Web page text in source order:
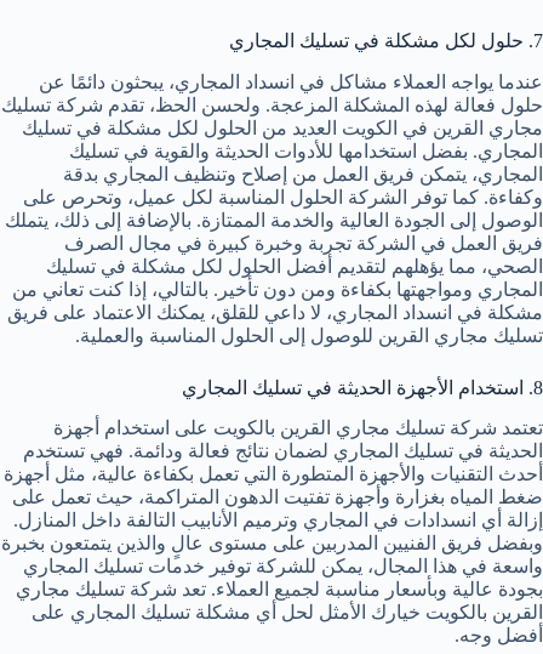
7. حلول لكل مشكلة في تسليك المجاري
عندما يواجه العملاء مشاكل في انسداد المجاري، يبحثون دائمًا عن
حلول فعالة لهذه المشكلة المزعجة. ولحسن الحظ، تقدم شركة تسليك
مجاري القرين في الكويت العديد من الحلول لكل مشكلة في تسليك
المجاري. بفضل استخدامها للأدوات الحديثة والقوية في تسليك
المجاري، يتمكن فريق العمل من إصلاح وتنظيف المجاري بدقة
وكفاءة. كما توفر الشركة الحلول المناسبة لكل عميل، وتحرص على
الوصول إلى الجودة العالية والخدمة الممتازة. بالإضافة إلى ذلك، يتملك
فريق العمل في الشركة تجربة وخبرة كبيرة في مجال الصرف
الصحي، مما يؤهلهم لتقديم أفضل الحلول لكل مشكلة في تسليك
المجاري ومواجهتها بكفاءة ومن دون تأخير. بالتالي، إذا كنت تعاني من
مشكلة في انسداد المجاري، لا داعي للقلق، يمكنك الاعتماد على فريق
تسليك مجاري القرين للوصول إلى الحلول المناسبة والعملية.
8. استخدام الأجهزة الحديثة في تسليك المجاري
تعتمد شركة تسليك مجاري القرين بالكويت على استخدام أجهزة
الحديثة في تسليك المجاري لضمان نتائج فعالة ودائمة. فهي تستخدم
أحدث التقنيات والأجهزة المتطورة التي تعمل بكفاءة عالية، مثل أجهزة
ضغط المياه بغزارة وأجهزة تفتيت الدهون المتراكمة، حيث تعمل على
إزالة أي انسدادات في المجاري وترميم الأنابيب التالفة داخل المنازل.
وبفضل فريق الفنيين المدربين على مستوى عالٍ والذين يتمتعون بخبرة
واسعة في هذا المجال، يمكن للشركة توفير خدمات تسليك المجاري
بجودة عالية وبأسعار مناسبة لجميع العملاء. تعد شركة تسليك مجاري
القرين بالكويت خيارك الأمثل لحل أي مشكلة تسليك المجاري على
أفضل وجه.